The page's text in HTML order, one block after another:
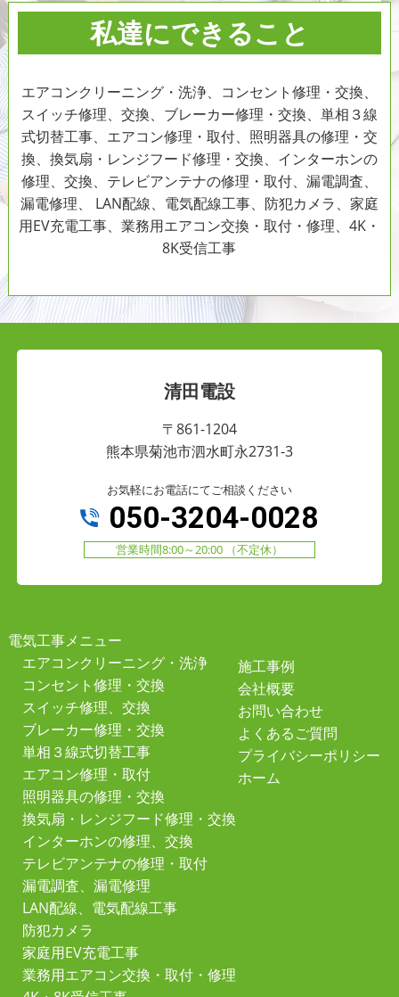
私達にできること
エアコンクリーニング・洗浄、コンセント修理・交換、
スイッチ修理、交換、ブレーカー修理・交換、単相３線
式切替工事、エアコン修理・取付、照明器具の修理・交
換、換気扇・レンジフード修理・交換、インターホンの
修理、交換、テレビアンテナの修理・取付、漏電調査、
漏電修理、 LAN配線、電気配線工事、防犯カメラ、家庭
用EV充電工事、業務用エアコン交換・取付・修理、4K・
8K受信工事
清田電設
〒861-1204
熊本県菊池市泗水町永2731-3
お気軽にお電話にてご相談ください
050-3204-0028
営業時間8:00～20:00 （不定休）
電気工事メニュー
エアコンクリーニング・洗浄
コンセント修理・交換
スイッチ修理、交換
ブレーカー修理・交換
単相３線式切替工事
エアコン修理・取付
照明器具の修理・交換
換気扇・レンジフード修理・交換
インターホンの修理、交換
テレビアンテナの修理・取付
漏電調査、漏電修理
LAN配線、電気配線工事
防犯カメラ
家庭用EV充電工事
業務用エアコン交換・取付・修理
施工事例
会社概要
お問い合わせ
よくあるご質問
プライバシーポリシー
ホーム